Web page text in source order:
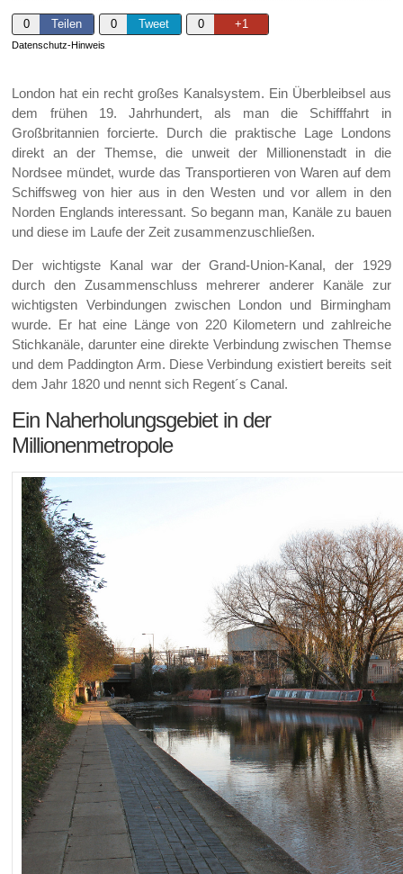
0 Teilen 0 Tweet 0 +1
Datenschutz-Hinweis
London hat ein recht großes Kanalsystem. Ein Überbleibsel aus
dem frühen 19. Jahrhundert, als man die Schifffahrt in
Großbritannien forcierte. Durch die praktische Lage Londons
direkt an der Themse, die unweit der Millionenstadt in die
Nordsee mündet, wurde das Transportieren von Waren auf dem
Schiffsweg von hier aus in den Westen und vor allem in den
Norden Englands interessant. So begann man, Kanäle zu bauen
und diese im Laufe der Zeit zusammenzuschließen.
Der wichtigste Kanal war der Grand-Union-Kanal, der 1929
durch den Zusammenschluss mehrerer anderer Kanäle zur
wichtigsten Verbindungen zwischen London und Birmingham
wurde. Er hat eine Länge von 220 Kilometern und zahlreiche
Stichkanäle, darunter eine direkte Verbindung zwischen Themse
und dem Paddington Arm. Diese Verbindung existiert bereits seit
dem Jahr 1820 und nennt sich Regent´s Canal.
Ein Naherholungsgebiet in der
Millionenmetropole